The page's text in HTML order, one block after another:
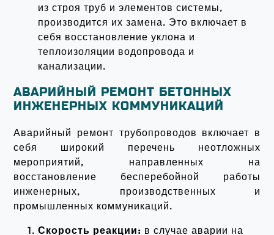
из строя труб и элементов системы,
производится их замена. Это включает в
себя восстановление уклона и
теплоизоляции водопровода и
канализации.
АВАРИЙНЫЙ РЕМОНТ БЕТОННЫХ
ИНЖЕНЕРНЫХ КОММУНИКАЦИЙ
Аварийный ремонт трубопроводов включает в
себя широкий перечень неотложных
мероприятий, направленных на
восстановление бесперебойной работы
инженерных, производственных и
промышленных коммуникаций.
Скорость реакции: в случае аварии на